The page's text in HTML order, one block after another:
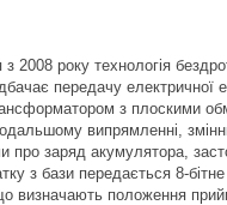
з 2008 року технологія
передачу електричної
з плоскими
випрямленні,
про заряд акумулятора,
з бази передається 8-
визначають положення